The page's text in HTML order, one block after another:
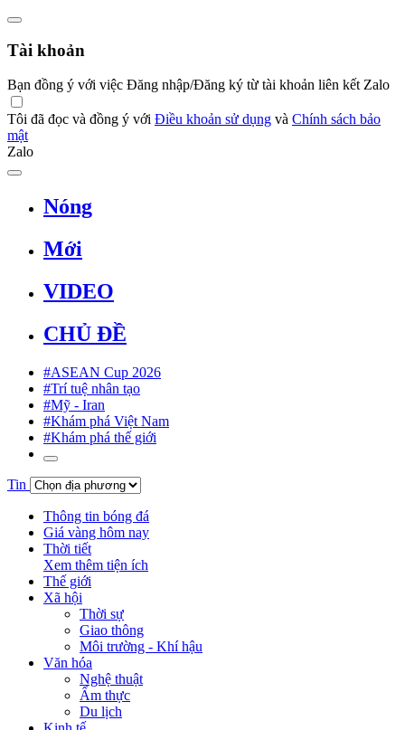
Tài khoản
Bạn đồng ý với việc Đăng nhập/Đăng ký từ tài khoản liên kết Zalo
Tôi đã đọc và đồng ý với Điều khoản sử dụng và Chính sách bảo
mật
Zalo
Nóng
Mới
VIDEO
CHỦ ĐỀ
#ASEAN Cup 2026
#Trí tuệ nhân tạo
#Mỹ - Iran
#Khám phá Việt Nam
#Khám phá thế giới
Tin
Thông tin bóng đá
Giá vàng hôm nay
Thời tiết
Xem thêm tiện ích
Thế giới
Xã hội
Thời sự
Giao thông
Môi trường - Khí hậu
Văn hóa
Nghệ thuật
Ẩm thực
Du lịch